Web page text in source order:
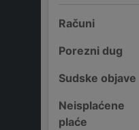
Računi
Porezni dug
Sudske objave
Neisplaćene
plaće